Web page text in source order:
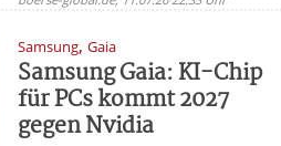
Samsung,Gaia
Samsung Gaia: KI-Chip
für PCs kommt 2027
gegen Nvidia